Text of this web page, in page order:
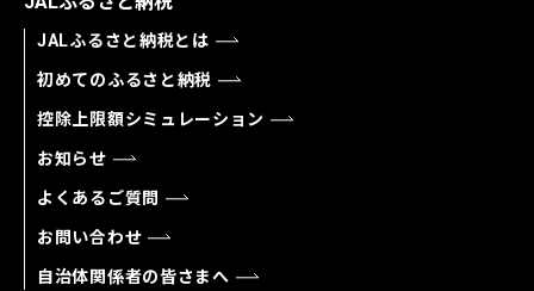
JALふるさと納税とは
初めてのふるさと納税
控除上限額シミュレーション
お知らせ
よくあるご質問
お問い合わせ
自治体関係者の皆さまへ